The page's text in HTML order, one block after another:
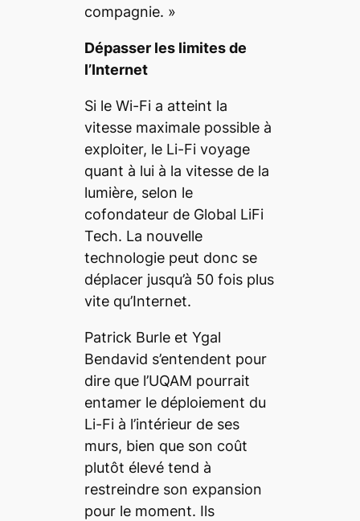
compagnie. »
Dépasser les limites de
l’Internet
Si le Wi-Fi a atteint la
vitesse maximale possible à
exploiter, le Li-Fi voyage
quant à lui à la vitesse de la
lumière, selon le
cofondateur de Global LiFi
Tech. La nouvelle
technologie peut donc se
déplacer jusqu’à 50 fois plus
vite qu’Internet.
Patrick Burle et Ygal
Bendavid s’entendent pour
dire que l’UQAM pourrait
entamer le déploiement du
Li-Fi à l’intérieur de ses
murs, bien que son coût
plutôt élevé tend à
restreindre son expansion
pour le moment. Ils